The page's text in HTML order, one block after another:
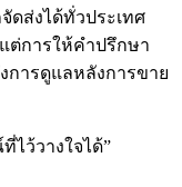
ส่งได้ทั่วประเทศ
แต่การให้คำปรึกษา
ารดูแลหลังการขาย
ไว้วางใจได้”